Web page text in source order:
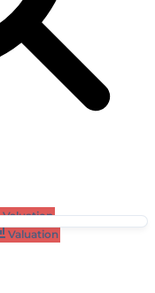
Valuation
Valuation